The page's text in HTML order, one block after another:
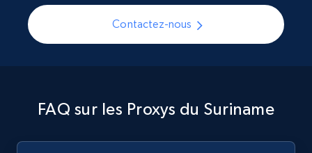
Contactez-nous
FAQ sur les Proxys du Suriname